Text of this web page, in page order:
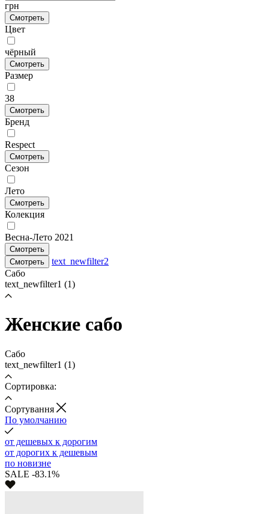
грн
Смотреть
Цвет
чёрный
Смотреть
Размер
38
Смотреть
Бренд
Respect
Смотреть
Сезон
Лето
Смотреть
Колекция
Весна-Лето 2021
Смотреть
Смотреть
text_newfilter2
Сабо
text_newfilter1 (1)
Женские сабо
Сабо
text_newfilter1 (1)
Сортировка:
Cортування
По умолчанию
от дешевых к дорогим
от дорогих к дешевым
по новизне
SALE -83.1%